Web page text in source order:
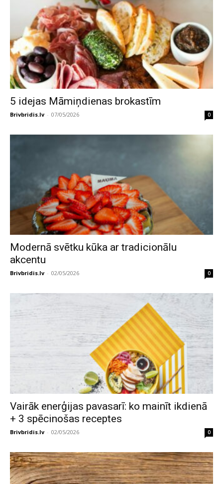
5 idejas Māmiņdienas brokastīm
Brivbridis.lv - 07/05/2026 0
Modernā svētku kūka ar tradicionālu
akcentu
Brivbridis.lv - 02/05/2026 0
Vairāk enerģijas pavasarī: ko mainīt ikdienā
+ 3 spēcinošas receptes
Brivbridis.lv - 02/05/2026 0